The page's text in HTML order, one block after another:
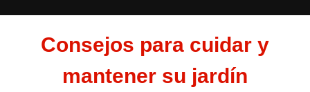
Consejos para cuidar y
mantener su jardín